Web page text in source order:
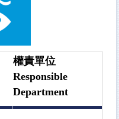
權責單位
Responsible
Department